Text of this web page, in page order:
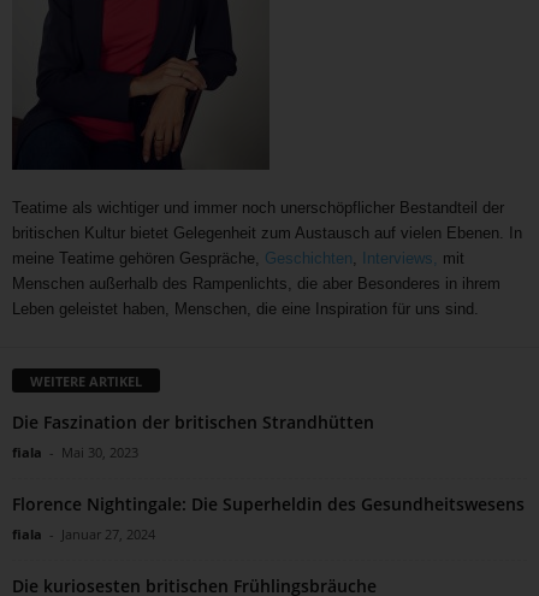
Teatime als wichtiger und immer noch unerschöpflicher Bestandteil der
britischen Kultur bietet Gelegenheit zum Austausch auf vielen Ebenen. In
meine Teatime gehören Gespräche, Geschichten Interviews,
mit
Menschen außerhalb des Rampenlichts, die aber Besonderes in ihrem
Leben geleistet haben, Menschen, die eine Inspiration für uns sind.
WEITERE ARTIKEL
Die Faszination der britischen Strandhütten
fiala - Mai 30, 2023
Florence Nightingale: Die Superheldin des Gesundheitswesens
fiala - Januar 27, 2024
Die kuriosesten britischen Frühlingsbräuche